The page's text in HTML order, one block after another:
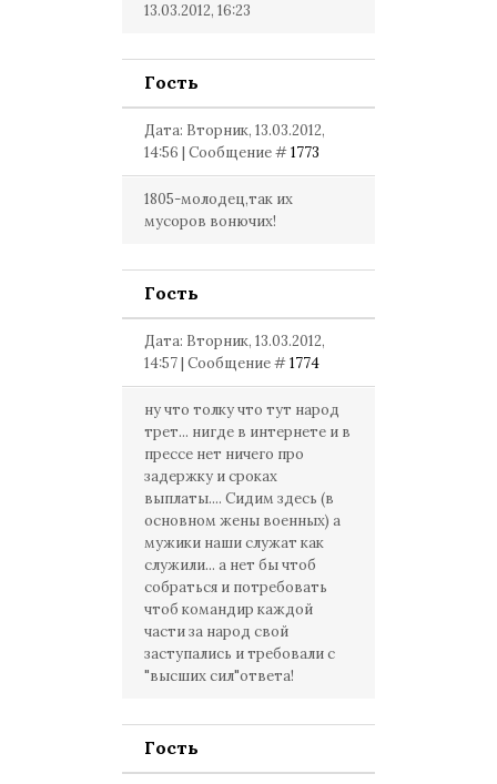
13.03.2012, 16:23
Гость
Дата: Вторник, 13.03.2012,
14:56 | Сообщение #1773
1805-молодец,так их
мусоров вонючих!
Гость
Дата: Вторник, 13.03.2012,
14:57 | Сообщение #1774
ну что толку что тут народ
трет... нигде в интернете и в
прессе нет ничего про
задержку и сроках
выплаты.... Сидим здесь (в
основном жены военных) а
мужики наши служат как
служили... а нет бы чтоб
собраться и потребовать
чтоб командир каждой
части за народ свой
заступались и требовали с
"высших сил"ответа!
Гость